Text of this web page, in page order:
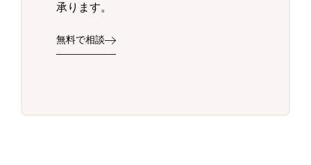
承ります。
無料で相談